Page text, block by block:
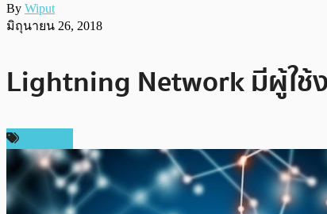
By Wiput
มิถุนายน 26, 2018
Lightning Network มีผู้ใ